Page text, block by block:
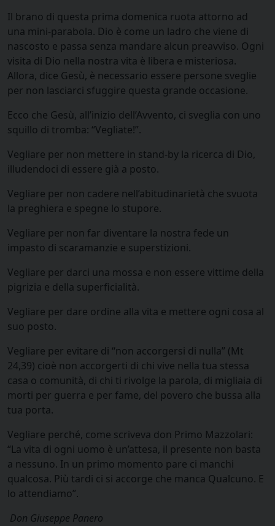
Il brano di questa prima domenica ruota attorno ad
una mini-parabola. Dio è come un ladro che viene di
nascosto e passa senza mandare alcun preavviso. Ogni
visita di Dio nella nostra vita è libera e misteriosa.
Allora, dice Gesù, è necessario essere persone sveglie
per non lasciarci sfuggire questa grande occasione.
Ecco che Gesù, all’inizio dell’Avvento, ci sveglia con uno
squillo di tromba: “Vegliate!”.
Vegliare per non mettere in stand-by la ricerca di Dio,
illudendoci di essere già a posto.
Vegliare per non cadere nell’abitudinarietà che svuota
la preghiera e spegne lo stupore.
Vegliare per non far diventare la nostra fede un
impasto di scaramanzie e superstizioni.
Vegliare per darci una mossa e non essere vittime della
pigrizia e della superficialità.
Vegliare per dare ordine alla vita e mettere ogni cosa al
suo posto.
Vegliare per evitare di “non accorgersi di nulla” (Mt
24,39) cioè non accorgerti di chi vive nella tua stessa
casa o comunità, di chi ti rivolge la parola, di migliaia di
morti per guerra e per fame, del povero che bussa alla
tua porta.
Vegliare perché, come scriveva don Primo Mazzolari:
“La vita di ogni uomo è un’attesa, il presente non basta
a nessuno. In un primo momento pare ci manchi
qualcosa. Più tardi ci si accorge che manca Qualcuno. E
lo attendiamo”.
Don Giuseppe Panero